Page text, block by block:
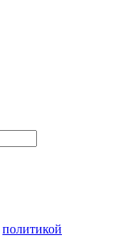
политикой